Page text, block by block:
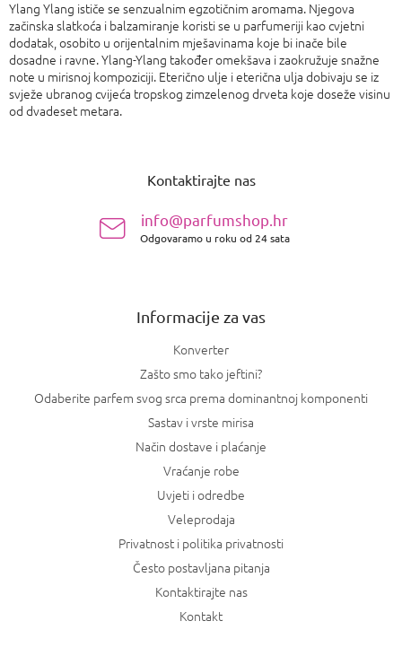
Ylang Ylang ističe se senzualnim egzotičnim aromama. Njegova
začinska slatkoća i balzamiranje koristi se u parfumeriji kao cvjetni
dodatak, osobito u orijentalnim mješavinama koje bi inače bile
dosadne i ravne. Ylang-Ylang također omekšava i zaokružuje snažne
note u mirisnoj kompoziciji. Eterično ulje i eterična ulja dobivaju se iz
svježe ubranog cvijeća tropskog zimzelenog drveta koje doseže visinu
od dvadeset metara.
Kontaktirajte nas
info@parfumshop.hr
Odgovaramo u roku od 24 sata
Informacije za vas
Konverter
Zašto smo tako jeftini?
Odaberite parfem svog srca prema dominantnoj komponenti
Sastav i vrste mirisa
Način dostave i plaćanje
Vraćanje robe
Uvjeti i odredbe
Veleprodaja
Privatnost i politika privatnosti
Često postavljana pitanja
Kontaktirajte nas
Kontakt